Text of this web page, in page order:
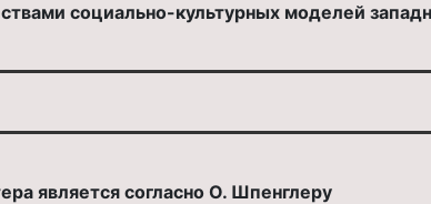
социально-культурных моделей
является согласно О. Шпенглеру